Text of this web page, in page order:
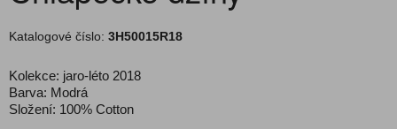
Katalogové číslo: 3H50015R18
Kolekce: jaro-léto 2018
Barva: Modrá
Složení: 100% Cotton